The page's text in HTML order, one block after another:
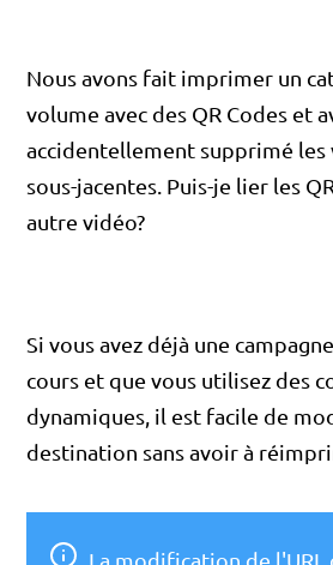
Nous avons fait imprimer un
volume avec des QR Codes et
accidentellement supprimé les
sous-jacentes. Puis-je lier les
autre vidéo?
Si vous avez déjà une
cours et que vous utilisez des
dynamiques, il est facile de
destination sans avoir à
La modification de l'URL